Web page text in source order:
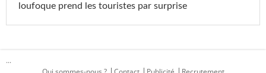
loufoque prend les touristes par surprise
...